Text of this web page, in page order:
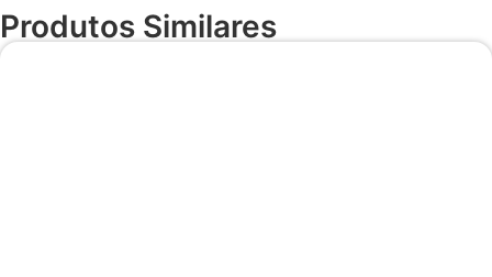
Produtos Similares